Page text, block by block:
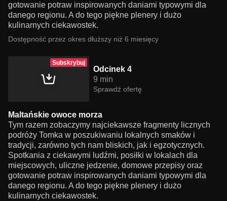
gotowanie potraw inspirowanych daniami typowymi dla
danego regionu. A do tego piękne plenery i dużo
kulinarnych ciekawostek.
Dostępność przez okres dłuższy niż 6 miesięcy
Subskrybuj
Odcinek 4
9 min
Sprawdź ofertę
Maltańskie owoce morza
Tym razem zobaczymy najciekawsze fragmenty licznych
podróży Tomka w poszukiwaniu lokalnych smaków i
tradycji, zarówno tych nam bliskich, jak i egzotycznych.
Spotkania z ciekawymi ludźmi, posiłki w lokalach dla
miejscowych, uliczne jedzenie, domowe przepisy oraz
gotowanie potraw inspirowanych daniami typowymi dla
danego regionu. A do tego piękne plenery i dużo
kulinarnych ciekawostek.